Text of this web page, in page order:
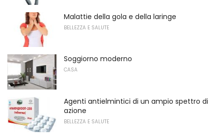
Malattie della gola e della laringe
BELLEZZA E SALUTE
Soggiorno moderno
CASA
Agenti antielmintici di un ampio spettro di
azione
BELLEZZA E SALUTE